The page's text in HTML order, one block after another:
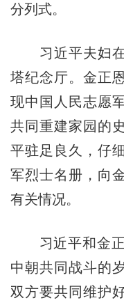
分列式。
习近平夫妇在
塔纪念厅。金正
现中国人民志愿
共同重建家园的
平驻足良久，仔
军烈士名册，向
有关情况。
习近平和金正
中朝共同战斗的
双方要共同维护